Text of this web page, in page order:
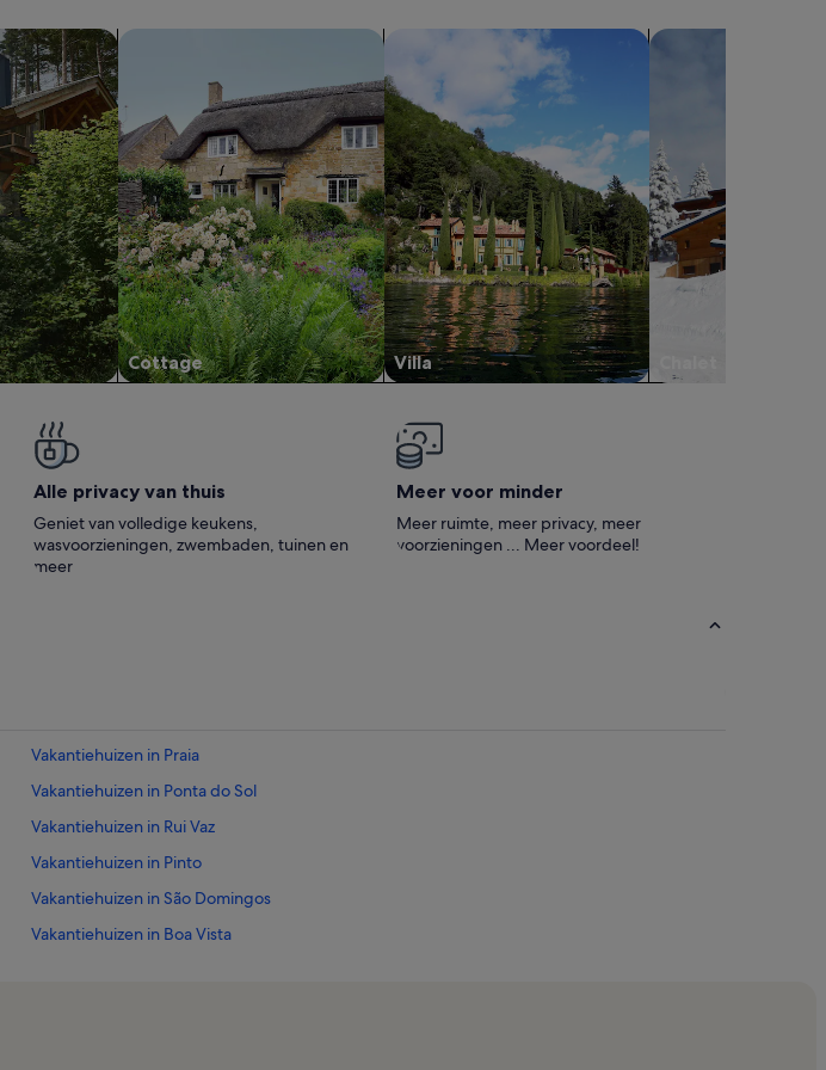
Cottage
Cottages zoeken
Villa
Villa´s zoeken Chalets zoeken
Alle privacy van thuis
Geniet van volledige keukens,
wasvoorzieningen, zwembaden, tuinen en
meer
Meer voor minder
Meer ruimte, meer privacy, meer
voorzieningen ... Meer voordeel!
Vakantiehuizen in Praia
Vakantiehuizen in Ponta do Sol
Vakantiehuizen in Rui Vaz
Vakantiehuizen in Pinto
Vakantiehuizen in São Domingos
Vakantiehuizen in Boa Vista